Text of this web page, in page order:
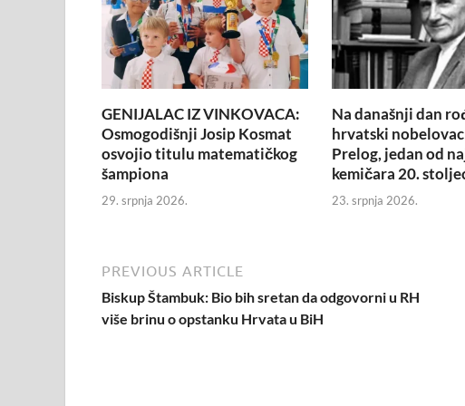
GENIJALAC IZ VINKOVACA:
Osmogodišnji Josip Kosmat
osvojio titulu matematičkog
šampiona
29. srpnja 2026.
Na današnji dan
hrvatski
Prelog, jedan od
kemičara 20.
23. srpnja 2026.
PREVIOUS ARTICLE
Biskup Štambuk: Bio bih sretan da odgovorni u RH
više brinu o opstanku Hrvata u BiH